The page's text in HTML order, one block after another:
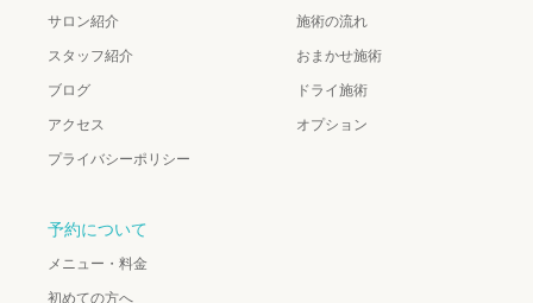
サロン紹介
スタッフ紹介
ブログ
アクセス
プライバシーポリシー
施術の流れ
おまかせ施術
ドライ施術
オプション
予約について
メニュー・料金
初めての方へ